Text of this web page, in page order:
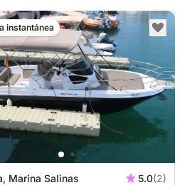
Marina Salinas 5.0(2)
instantánea